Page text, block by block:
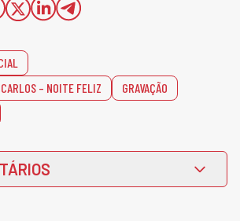
– NOITE FELIZ
GRAVAÇÃO